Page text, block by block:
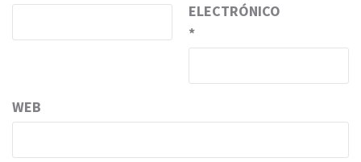
ELECTRÓNICO
*
WEB